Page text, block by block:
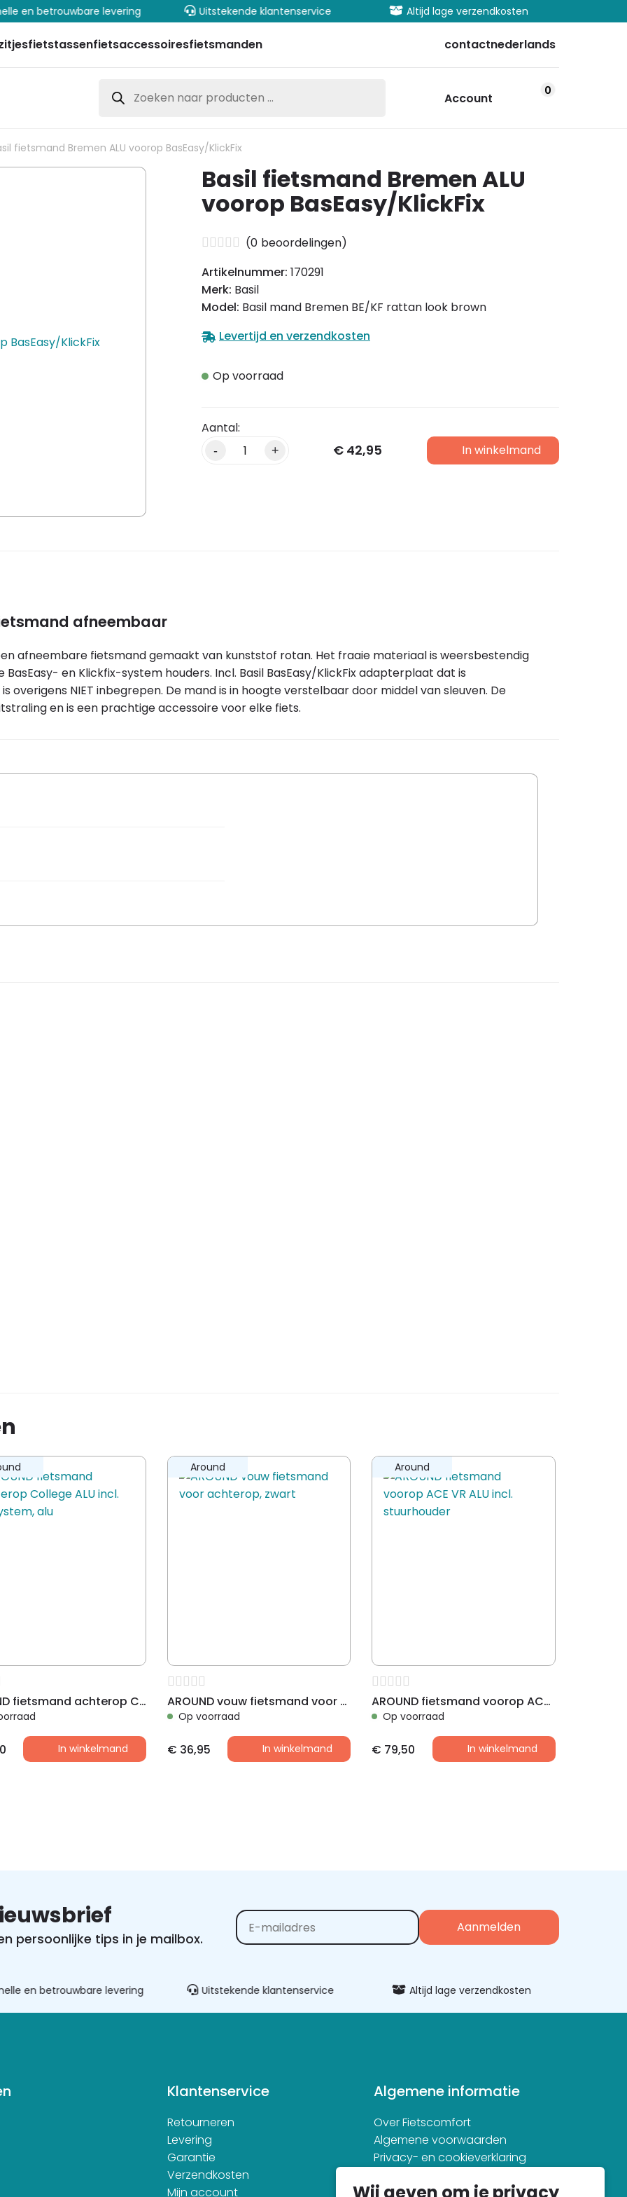
en betrouwbare levering Uitstekende klantenservice Altijd lage verzendkosten
fietstassenfietsaccessoiresfietsmanden contactnederlands
zoeken Account 0
fietsmand Bremen ALU voorop BasEasy/KlickFix
Basil fietsmand Bremen ALU
voorop BasEasy/KlickFix
(0 beoordelingen)
Artikelnummer: 170291
Merk: Basil
Model: Basil mand Bremen BE/KF rattan look brown
Levertijd en verzendkosten
Op voorraad
- + € 42,95 In winkelmand
Alternative:
afneembaar
afneembare fietsmand gemaakt van kunststof rotan. Het fraaie materiaal is weersbestendig
en Klickfix-system houders. Incl. Basil BasEasy/KlickFix adapterplaat dat is
overigens NIET inbegrepen. De mand is in hoogte verstelbaar door middel van sleuven. De
en is een prachtige accessoire voor elke fiets.
rotan
te plaatsen.
AROUND fietsmand achterop College ALU incl. Fix system, alu
In winkelmand
Around
AROUND vouw fietsmand voor achterop, zwart
Op voorraad
€ 36,95 In winkelmand
Around
AROUND fietsmand voorop ACE VR ALU incl. stuurhouder
Op voorraad
€ 79,50 In winkelmand
persoonlijke tips in je mailbox. Alternative:
en betrouwbare levering Uitstekende klantenservice Altijd lage verzendkosten
Klantenservice
Retourneren
Levering
Garantie
Verzendkosten
Mijn account
Algemene informatie
Over Fietscomfort
Algemene voorwaarden
Privacy- en cookieverklaring
Wij geven om je privacy